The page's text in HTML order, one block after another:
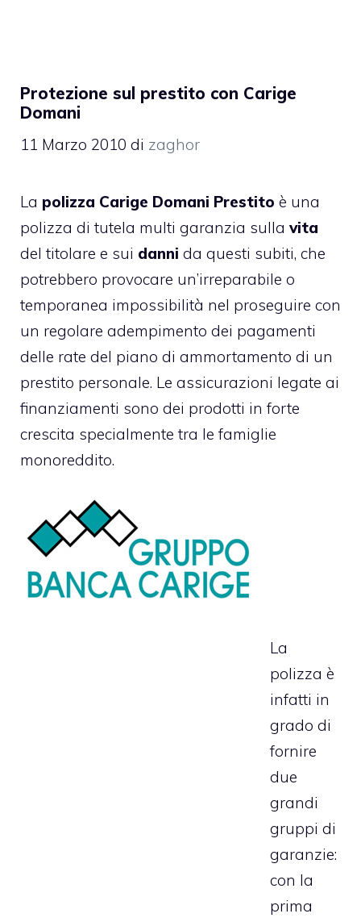
Protezione sul prestito con Carige
Domani
11 Marzo 2010 di zaghor
La polizza Carige Domani Prestito è una
polizza di tutela multi garanzia sulla vita
del titolare e sui danni da questi subiti, che
potrebbero provocare un’irreparabile o
temporanea impossibilità nel proseguire con
un regolare adempimento dei pagamenti
delle rate del piano di ammortamento di un
prestito personale. Le assicurazioni legate ai
finanziamenti sono dei prodotti in forte
crescita specialmente tra le famiglie
monoreddito.
La
polizza è
infatti in
grado di
fornire
due
grandi
gruppi di
garanzie:
con la
prima